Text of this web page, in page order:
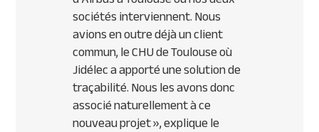
sociétés interviennent. Nous
avions en outre déjà un client
commun, leCHUde Toulouse où
Jidélec a apporté une solution de
traçabilité. Nous les avons donc
associé naturellement à ce
nouveau projet »,explique le